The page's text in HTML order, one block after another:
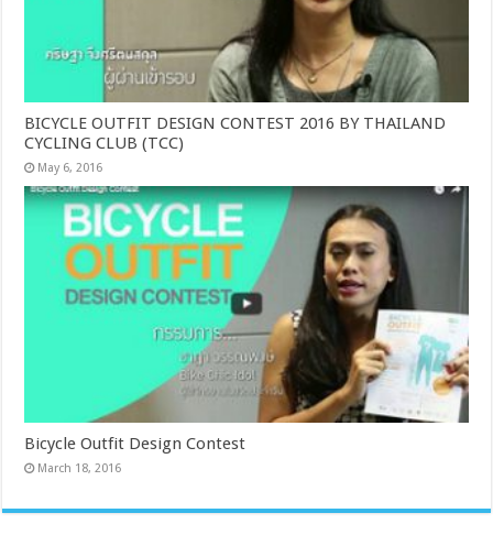
BICYCLE OUTFIT DESIGN CONTEST 2016 BY THAILAND
CYCLING CLUB (TCC)
May 6, 2016
Bicycle Outfit Design Contest
March 18, 2016